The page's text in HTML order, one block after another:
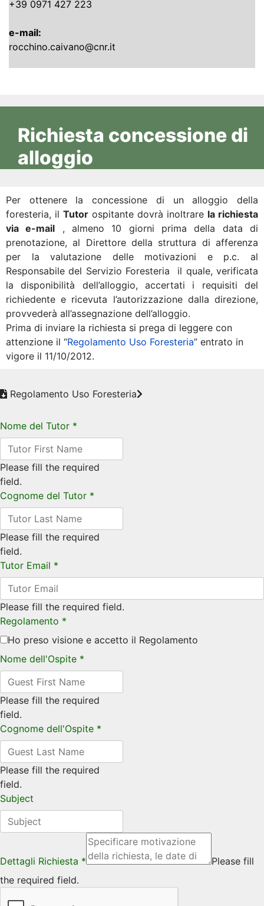
+39 0971 427 223
e-mail:
rocchino.caivano@cnr.it
Richiesta concessione di
alloggio
Per ottenere la concessione di un alloggio della
foresteria, il Tutor ospitante dovrà inoltrare la richiesta
via e-mail , almeno 10 giorni prima della data di
prenotazione, al Direttore della struttura di afferenza
per la valutazione delle motivazioni e p.c. al
Responsabile del Servizio Foresteria il quale, verificata
la disponibilità dell’alloggio, accertati i requisiti del
richiedente e ricevuta l’autorizzazione dalla direzione,
provvederà all’assegnazione dell’alloggio.
Prima di inviare la richiesta si prega di leggere con
attenzione il “Regolamento Uso Foresteria” entrato in
vigore il 11/10/2012.
Regolamento Uso Foresteria
Nome del Tutor *
Please fill the required
field.
Cognome del Tutor *
Please fill the required
field.
Tutor Email *
Please fill the required field.
Regolamento *
Ho preso visione e accetto il Regolamento
Nome dell'Ospite *
Please fill the required
field.
Cognome dell'Ospite *
Please fill the required
field.
Subject
Dettagli Richiesta *
Please fill
the required field.